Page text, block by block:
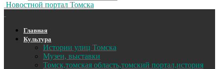
Новостной портал Томска
Главная
Культура
Истории улиц Томска
Музеи, выставки
Томск,томская область,томский портал,история